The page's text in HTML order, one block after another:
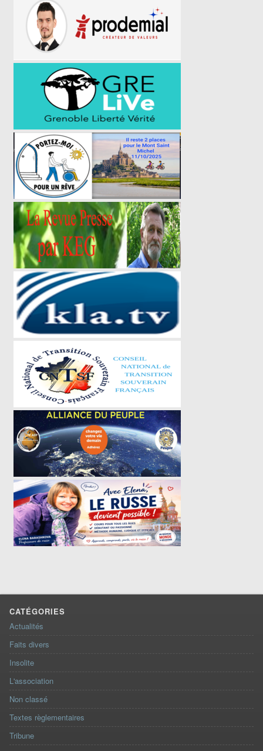
CATÉGORIES
Actualités
Faits divers
Insolite
L'association
Non classé
Textes règlementaires
Tribune